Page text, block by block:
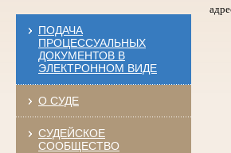
ПОДАЧА
ПРОЦЕССУАЛЬНЫХ
ДОКУМЕНТОВ В
ЭЛЕКТРОННОМ ВИДЕ
О СУДЕ
СУДЕЙСКОЕ
СООБЩЕСТВО